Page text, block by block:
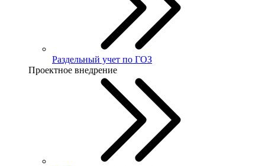
Раздельный учет по ГОЗ
Проектное внедрение